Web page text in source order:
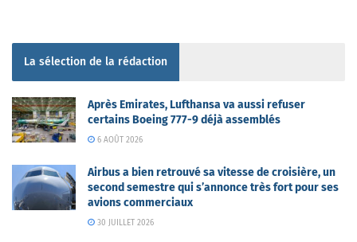
La sélection de la rédaction
Après Emirates, Lufthansa va aussi refuser
certains Boeing 777-9 déjà assemblés
6 AOÛT 2026
Airbus a bien retrouvé sa vitesse de croisière, un
second semestre qui s’annonce très fort pour ses
avions commerciaux
30 JUILLET 2026